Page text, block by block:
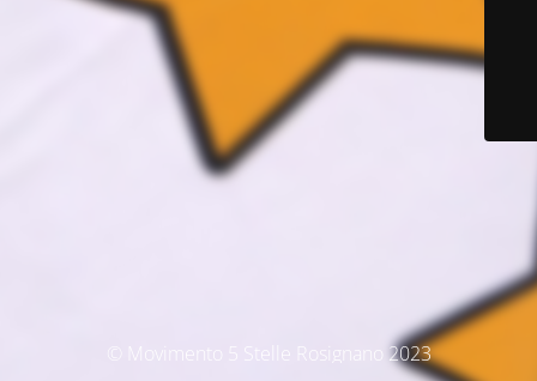
© Movimento 5 Stelle Rosignano 2023